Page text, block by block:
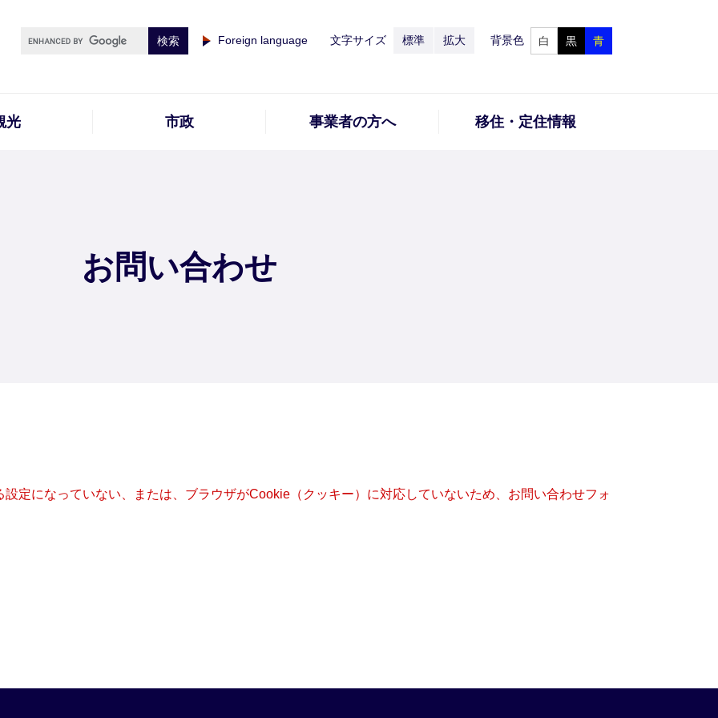
Foreign language 文字サイズ 標準 拡大 背景色 白 黒 青
光 市政 事業者の方へ 移住・定住情報
お問い合わせ
定になっていない、または、ブラウザがCookie（クッキー）に対応していないため、お問い合わせフォ